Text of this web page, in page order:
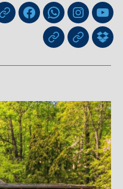
nuLigaFacebookWhatsApp-
Kanal
GIPHYThreads